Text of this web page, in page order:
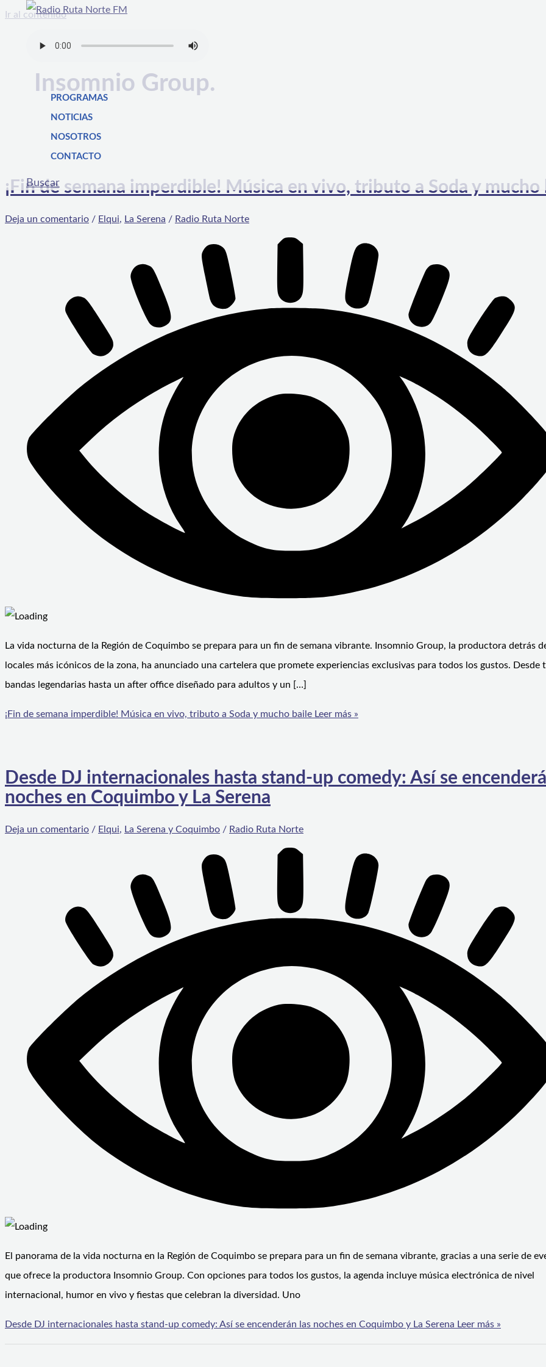
Ir al contenido
PROGRAMAS
NOTICIAS
NOSOTROS
CONTACTO
Buscar
Insomnio Group.
¡Fin de semana imperdible! Música en vivo, tributo a Soda y mucho
Deja un comentario / Elqui, La Serena / Radio Ruta Norte
La vida nocturna de la Región de Coquimbo se prepara para un fin de semana vibrante. Insomnio Group, la productora detrás
locales más icónicos de la zona, ha anunciado una cartelera que promete experiencias exclusivas para todos los gustos. Desde
bandas legendarias hasta un after office diseñado para adultos y un […]
¡Fin de semana imperdible! Música en vivo, tributo a Soda y mucho baile Leer más »
Desde DJ internacionales hasta stand-up comedy: Así se
noches en Coquimbo y La Serena
Deja un comentario / Elqui, La Serena y Coquimbo / Radio Ruta Norte
El panorama de la vida nocturna en la Región de Coquimbo se prepara para un fin de semana vibrante, gracias a una serie de
que ofrece la productora Insomnio Group. Con opciones para todos los gustos, la agenda incluye música electrónica de nivel
internacional, humor en vivo y fiestas que celebran la diversidad. Uno
Desde DJ internacionales hasta stand-up comedy: Así se encenderán las noches en Coquimbo y La Serena Leer más »